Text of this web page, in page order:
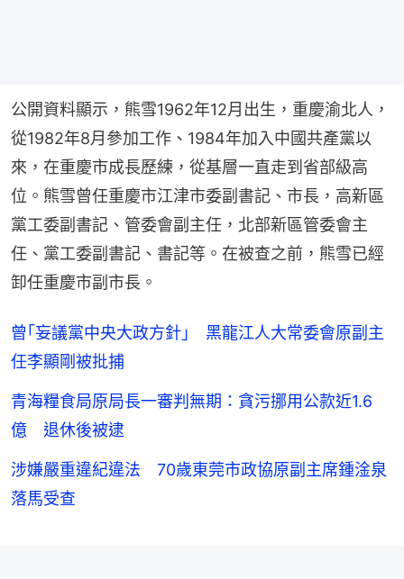
公開資料顯示，熊雪1962年12月出生，重慶渝北人，
從1982年8月參加工作、1984年加入中國共產黨以
來，在重慶市成長歷練，從基層一直走到省部級高
位。熊雪曾任重慶市江津市委副書記、市長，高新區
黨工委副書記、管委會副主任，北部新區管委會主
任、黨工委副書記、書記等。在被查之前，熊雪已經
卸任重慶市副市長。
曾｢妄議黨中央大政方針｣ 黑龍江人大常委會原副主
任李顯剛被批捕
青海糧食局原局長一審判無期：貪污挪用公款近1.6
億 退休後被逮
涉嫌嚴重違紀違法 70歲東莞市政協原副主席鍾淦泉
落馬受查